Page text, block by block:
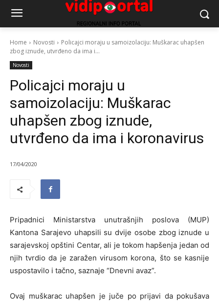
Home Novosti
Policajci moraju u samoizolaciju: Muškarac uhapšen
zbog iznude, utvrđeno da ima i...
Novosti
Policajci moraju u
samoizolaciju: Muškarac
uhapšen zbog iznude,
utvrđeno da ima i koronavirus
17/04/2020
Pripadnici Ministarstva unutrašnjih poslova (MUP)
Kantona Sarajevo uhapsili su dvije osobe zbog iznude u
sarajevskoj opštini Centar, ali je tokom hapšenja jedan od
njih tvrdio da je zaražen virusom korona, što se kasnije
uspostavilo i tačno, saznaje “Dnevni avaz”.
Ovaj muškarac uhapšen je juče po prijavi da pokušava